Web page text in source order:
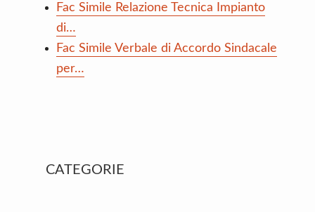
Fac Simile Relazione Tecnica Impianto
di…
Fac Simile Verbale di Accordo Sindacale
per…
Primary
CATEGORIE